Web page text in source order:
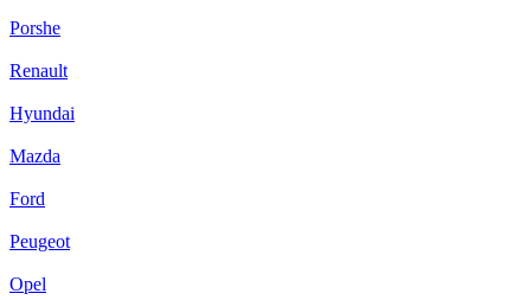
Porshe
Renault
Hyundai
Mazda
Ford
Peugeot
Opel